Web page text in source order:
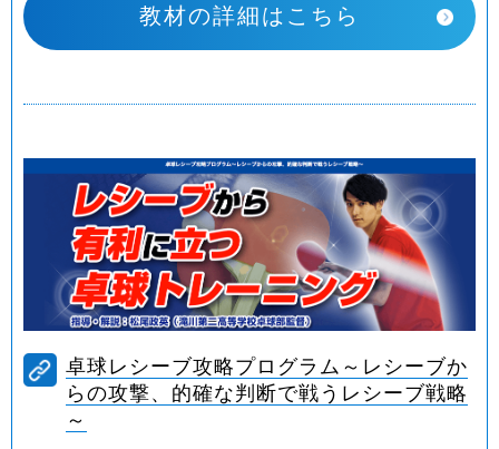
教材の詳細はこちら
卓球レシーブ攻略プログラム～レシーブか
らの攻撃、的確な判断で戦うレシーブ戦略
～